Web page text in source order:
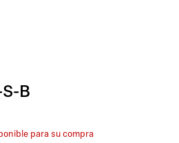
B
para su compra